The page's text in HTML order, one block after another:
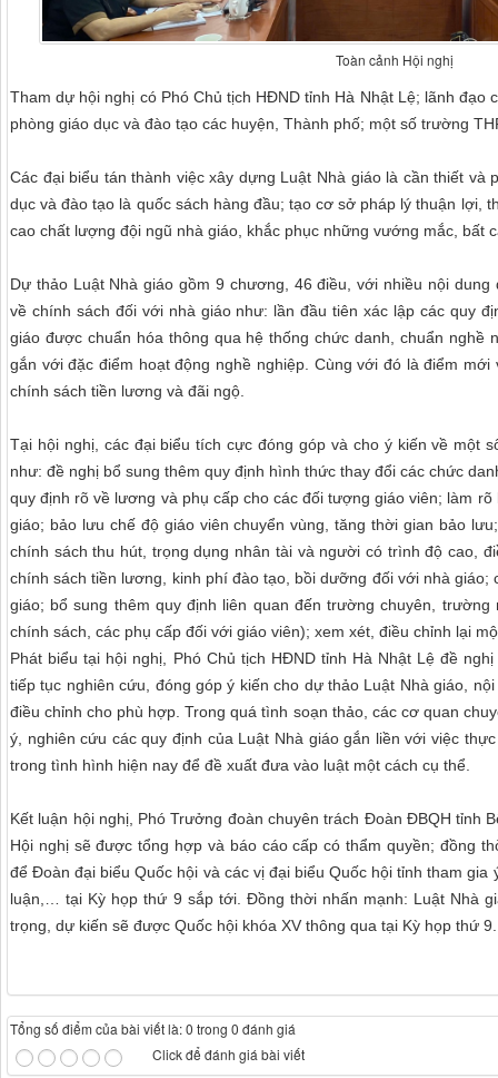
Toàn cảnh Hội nghị
Tham dự hội nghị có Phó Chủ tịch HĐND tỉnh Hà Nhật Lệ; lãnh đạo
phòng giáo dục và đào tạo các huyện, Thành phố; một số trường
Các đại biểu tán thành việc xây dựng Luật Nhà giáo là cần thiết
dục và đào tạo là quốc sách hàng đầu; tạo cơ sở pháp lý thuận lợi,
cao chất lượng đội ngũ nhà giáo, khắc phục những vướng mắc, bất
Dự thảo Luật Nhà giáo gồm 9 chương, 46 điều, với nhiều nội
về chính sách đối với nhà giáo như: lần đầu tiên xác lập các quy
giáo được chuẩn hóa thông qua hệ thống chức danh, chuẩn nghề
gắn với đặc điểm hoạt động nghề nghiệp. Cùng với đó là điểm
chính sách tiền lương và đãi ngộ.
Tại hội nghị, các đại biểu tích cực đóng góp và cho ý kiến về một
như: đề nghị bổ sung thêm quy định hình thức thay đổi các chức
quy định rõ về lương và phụ cấp cho các đối tượng giáo viên; làm
giáo; bảo lưu chế độ giáo viên chuyển vùng, tăng thời gian bảo
chính sách thu hút, trọng dụng nhân tài và người có trình độ cao,
chính sách tiền lương, kinh phí đào tạo, bồi dưỡng đối với nhà giáo;
giáo; bổ sung thêm quy định liên quan đến trường chuyên,
chính sách, các phụ cấp đối với giáo viên); xem xét, điều chỉnh lại
Phát biểu tại hội nghị, Phó Chủ tịch HĐND tỉnh Hà Nhật Lệ đề
tiếp tục nghiên cứu, đóng góp ý kiến cho dự thảo Luật Nhà giáo,
điều chỉnh cho phù hợp. Trong quá tình soạn thảo, các cơ quan
ý, nghiên cứu các quy định của Luật Nhà giáo gắn liền với việc
trong tình hình hiện nay để đề xuất đưa vào luật một cách cụ thể.
Kết luận hội nghị, Phó Trưởng đoàn chuyên trách Đoàn ĐBQH tỉnh
Hội nghị sẽ được tổng hợp và báo cáo cấp có thẩm quyền; đồng
để Đoàn đại biểu Quốc hội và các vị đại biểu Quốc hội tỉnh tham gia
luận,… tại Kỳ họp thứ 9 sắp tới. Đồng thời nhấn mạnh: Luật Nhà
trọng, dự kiến sẽ được Quốc hội khóa XV thông qua tại Kỳ họp thứ 9.
Tổng số điểm của bài viết là: 0 trong 0 đánh giá
Click để đánh giá bài viết